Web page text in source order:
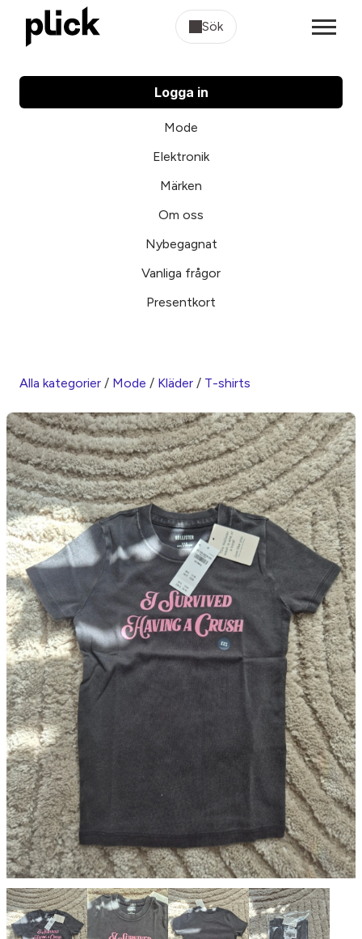
Sök
Logga in
Mode
Elektronik
Märken
Om oss
Nybegagnat
Vanliga frågor
Presentkort
Alla kategorier / Mode / Kläder / T-shirts